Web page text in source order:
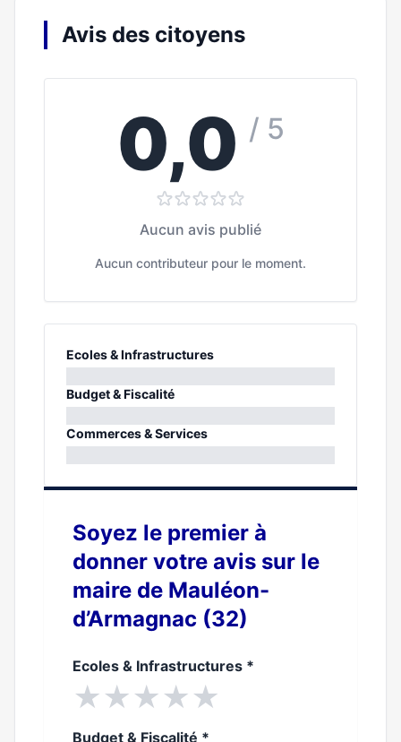
Avis des citoyens
0,0 / 5
Aucun avis publié
Aucun contributeur pour le moment.
Ecoles & Infrastructures
0%
Budget & Fiscalité
0%
Commerces & Services
Soyez le premier à
donner votre avis sur le
maire de Mauléon-
d’Armagnac (32)
Ecoles & Infrastructures *
★★★★★
Budget & Fiscalité *